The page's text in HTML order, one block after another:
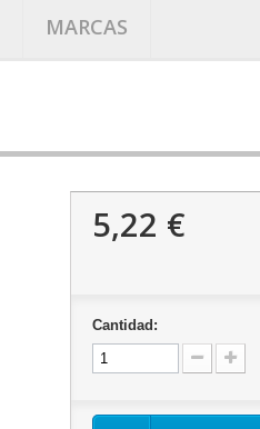
MARCAS
5,22 €
Cantidad: